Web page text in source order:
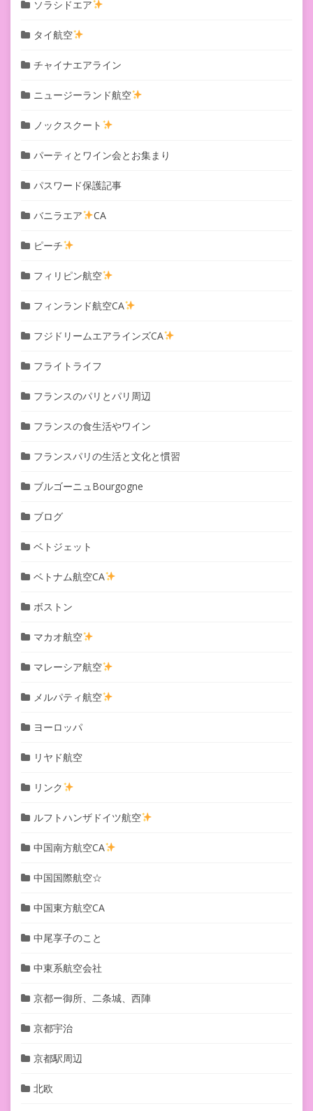
ソラシドエア
タイ航空
チャイナエアライン
ニュージーランド航空
ノックスクート
パーティとワイン会とお集まり
パスワード保護記事
バニラエア CA
ピーチ
フィリピン航空
フィンランド航空CA
フジドリームエアラインズCA
フライトライフ
フランスのパリとパリ周辺
フランスの食生活やワイン
フランスパリの生活と文化と慣習
ブルゴーニュBourgogne
ブログ
ベトジェット
ベトナム航空CA
ボストン
マカオ航空
マレーシア航空
メルパティ航空
ヨーロッパ
リヤド航空
リンク
ルフトハンザドイツ航空
中国南方航空CA
中国国際航空☆
中国東方航空CA
中尾享子のこと
中東系航空会社
京都ー御所、二条城、西陣
京都宇治
京都駅周辺
北欧